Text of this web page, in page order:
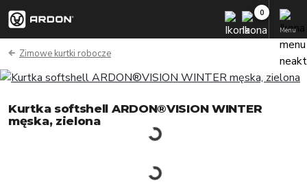
Menu
Zimowe kurtki robocze
Kurtka softshell ARDON®VISION WINTER
męska, zielona